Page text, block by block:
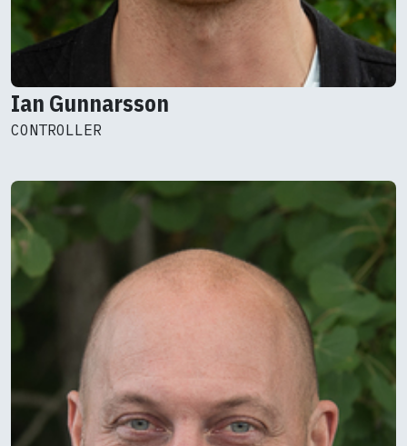
Ian Gunnarsson
CONTROLLER